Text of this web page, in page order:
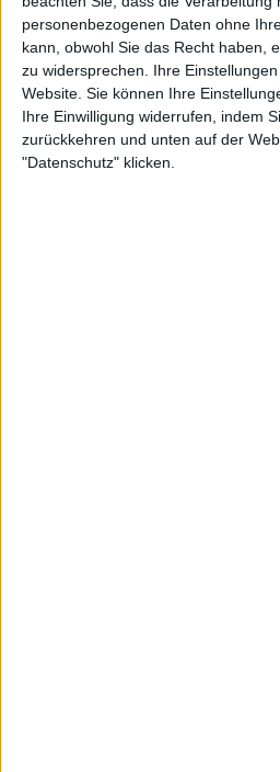
beachten Sie, dass die Verarbeitung
personenbezogenen Daten ohne
kann, obwohl Sie das Recht haben,
zu widersprechen. Ihre
Website. Sie können Ihre
Ihre Einwilligung widerrufen, indem
zurückkehren und unten auf der
"Datenschutz" klicken.